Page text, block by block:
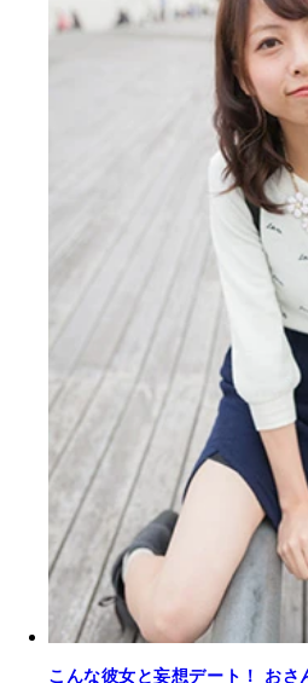
こんな彼女と妄想デート！ お